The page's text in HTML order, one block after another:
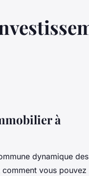
à
dynamique des
vous pouvez